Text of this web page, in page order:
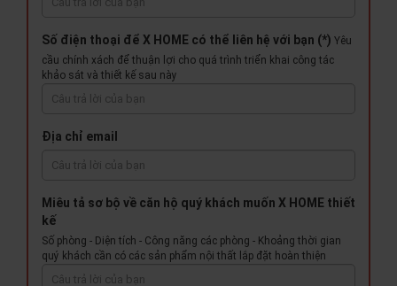
Số điện thoại để X HOME có thể liên hệ với bạn (*) Yêu
cầu chính xách để thuận lợi cho quá trình triển khai công tác
khảo sát và thiết kế sau này
Địa chỉ email
Miêu tả sơ bộ về căn hộ quý khách muốn X HOME thiết
kế
Số phòng - Diện tích - Công năng các phòng - Khoảng thời gian
quý khách cần có các sản phẩm nội thất lắp đặt hoàn thiện